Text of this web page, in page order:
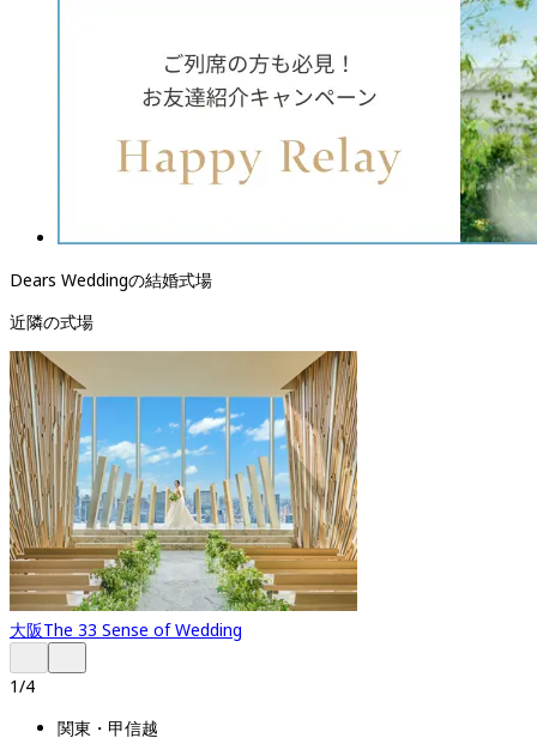
Dears Weddingの結婚式場
近隣の式場
大阪The 33 Sense of Wedding
1/4
関東・甲信越